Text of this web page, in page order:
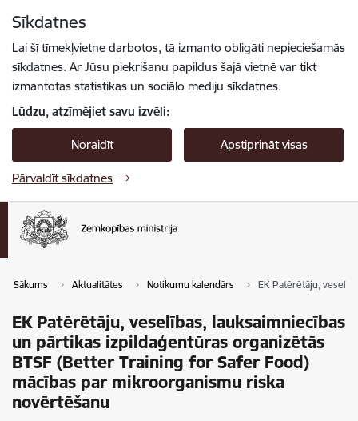
Sīkdatnes
Lai šī tīmekļvietne darbotos, tā izmanto obligāti nepieciešamās
sīkdatnes. Ar Jūsu piekrišanu papildus šajā vietnē var tikt
izmantotas statistikas un sociālo mediju sīkdatnes.
Lūdzu, atzīmējiet savu izvēli:
Noraidīt Apstiprināt visas
Pārvaldīt sīkdatnes
Sākums Aktualitātes Notikumu kalendārs EK Patērētāju,
EK Patērētāju, veselības, lauksaimniecības
un pārtikas izpildaģentūras organizētās
BTSF (Better Training for Safer Food)
mācības par mikroorganismu riska
novērtēšanu